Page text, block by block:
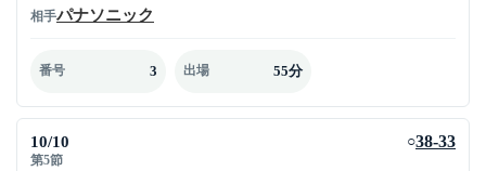
相手パナソニック
番号 3 出場 55分
10/10
第5節
○38-33